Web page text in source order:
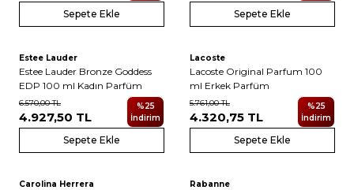
Sepete Ekle Sepete Ekle
Yeni
2
Estee Lauder
Estee Lauder Bronze Goddess
EDP 100 ml Kadın Parfüm
6.570,00TL
4.927,50 TL
%25
İndirim
Sepete Ekle
Yeni
5
Lacoste
Lacoste Original Parfum 100
ml Erkek Parfüm
5.761,00TL
4.320,75 TL
%25
İndirim
Sepete Ekle
Yeni
Carolina Herrera Yeni
Rabanne